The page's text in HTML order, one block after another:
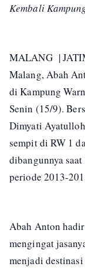
Kembali
MALANG |
Malang, Abah
di Kampung
Senin (15/9).
Dimyati
sempit di RW 1
dibangunnya
periode 2013-
Abah Anton
mengingat
menjadi